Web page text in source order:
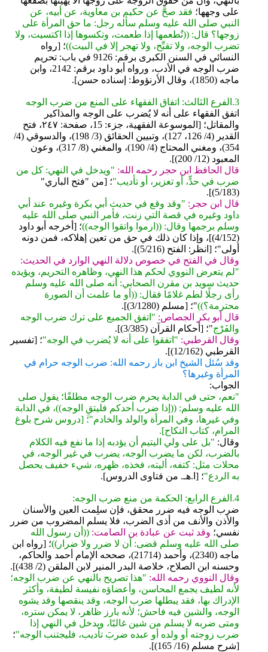
على وجهها؛ فقد صحَّ عن حكيم بن معاوية، عن أبيه، عن
النبي صلى الله عليه وسلم سأله رجل: ما حق المرأة على
زوجها؟ قال: ((تُطعمها إذا طعمت، وتكسوها إذا اكتسيت، ولا
تضرب الوجه، ولا تقبِّح، ولا تهجر إلا في البيت))؛ [رواه
النسائي في السنن الكبرى برقم: 9126 في باب: ‌‌تحريم
ضرب الوجه في الأدب، ورواه أبو داود برقم: 2142، وابن
ماجه (1850)، وقال الأرنؤوط: إسناده حسن].
3.الفرع الثالث: اتفاق الفقهاء على المنع من ضرب الوجه
اتفق الفقهاء على أنه لا يُضرب على الوجه والمذاكير
والمقاتل؛ [الموسوعة الفقهية، جزء: 15، صفحة: ٢٤٧، فتح
القدير (4/ 126، 127)، وتبيين الحقائق (3/ 198)، والدسوقي (4/
354)، ومغني المحتاج (4/ 190)، والمغني (8/ 317)، وعون
المعبود (12/ 200)].
قال الحافظ ابن حجر رحمه الله: "ويدخل في النهي: كل من
ضرب في حدٍّ، أو تعزير، أو تأديب"؛ [من "فتح الباري"
(5/183)].
قال ابن حجر: "وقد وقع في حديث أبي بكرة وغيره عند أبي
داود وغيره في قصة التي زنت، فأمر النبي صلى الله عليه
وسلم برجمها وقال: ((ارموا واتقوا الوجه))؛ [أخرجه أبو داود
(4/152)]، وإذا كان ذلك في حق من تعين إهلاكه، فمن دونه
أولى"؛ [انظر: الفتح (5/216)].
وقال في الفتح في خصوص دلالة النهي الوارد في الحديث:
"لم يتعرض النووي لحكم هذا النهي، وظاهره التحريم، ويؤيده
حديث سويد بن مقرن الصحابي: أنه صلى الله عليه وسلم
رأى رجلًا لطم غلامًا فقال: ((أو ما علمت أن الصورة
محترمة؟))"؛ [مسلم (3/1280)].
قال أبو بكر الجصاص: "اتفق الجميع على ترك ضرب الوجه
والفَرْج"؛ [أحكام القرآن (3/385)].
وقال القرطبي: "اتفقوا على أنه لا يُضرب في الوجه"؛ [تفسير
القرطبي (12/162)].
وقد سُئل الشيخ ابن باز رحمه الله: ضرب الوجه حرام في
المرأة وغيرها؟
الجواب:
"نعم، حتى في الدابة يحرم ضرب الوجه مطلقًا؛ يقول صلى
الله عليه وسلم: ((إذا ضرب أحدكم فليتقِ الوجه))، في الدابة
وفي غيرها، وفي المرأة والولد والخادم"؛ [دروس شرح بلوغ
المرام، كتاب النكاح].
وقال: "بل على ولي اليتيم أن يؤدبه إذا ما نفع فيه الكلام
بالضرب، لكن ما يضرب الوجه، يضرب في غير الوجه، في
محلات مثل: كتفه، أليته، فخذه، ظهره، شيء خفيف يحصل
به الردع"؛ [ا.هـ. من فتاوى الدروس].
4.الفرع الرابع: الحكمة من منع ضرب الوجه:
ضرب الوجه فيه ضرر محقق، فإن سلِمت العين والأسنان
والأذن والأنف من أذى الضرب، فلا يسلم المضروب من ضرر
نفسي؛ وقد ثبت عن عبادة بن الصامت: ((أن رسول الله
صلى الله عليه وسلم قضى: أن لا ضرر ولا ضرار))؛ [رواه ابن
ماجه (2340)، وأحمد (21714)، صححه الإمام أحمد والحاكم،
وحسنه ابن الصلاح، خلاصة البدر المنير لابن الملقن (2/ 438)].
وقال النووي رحمه الله: "هذا تصريح بالنهي عن ضرب الوجه؛
لأنه لطيف يجمع المحاسن، وأعضاؤه نفيسة لطيفة، وأكثر
الإدراك بها، فقد يبطلها ضرب الوجه، وقد ينقصها وقد يشوه
الوجه، والشين فيه فاحش؛ لأنه بارز ظاهر، لا يمكن ستره،
ومتى ضربه لا يسلم من شين غالبًا، ويدخل في النهي إذا
ضرب زوجته أو ولده أو عبده ضربَ تأديب، فليجتنب الوجه"؛
[شرح مسلم (16/ 165)].